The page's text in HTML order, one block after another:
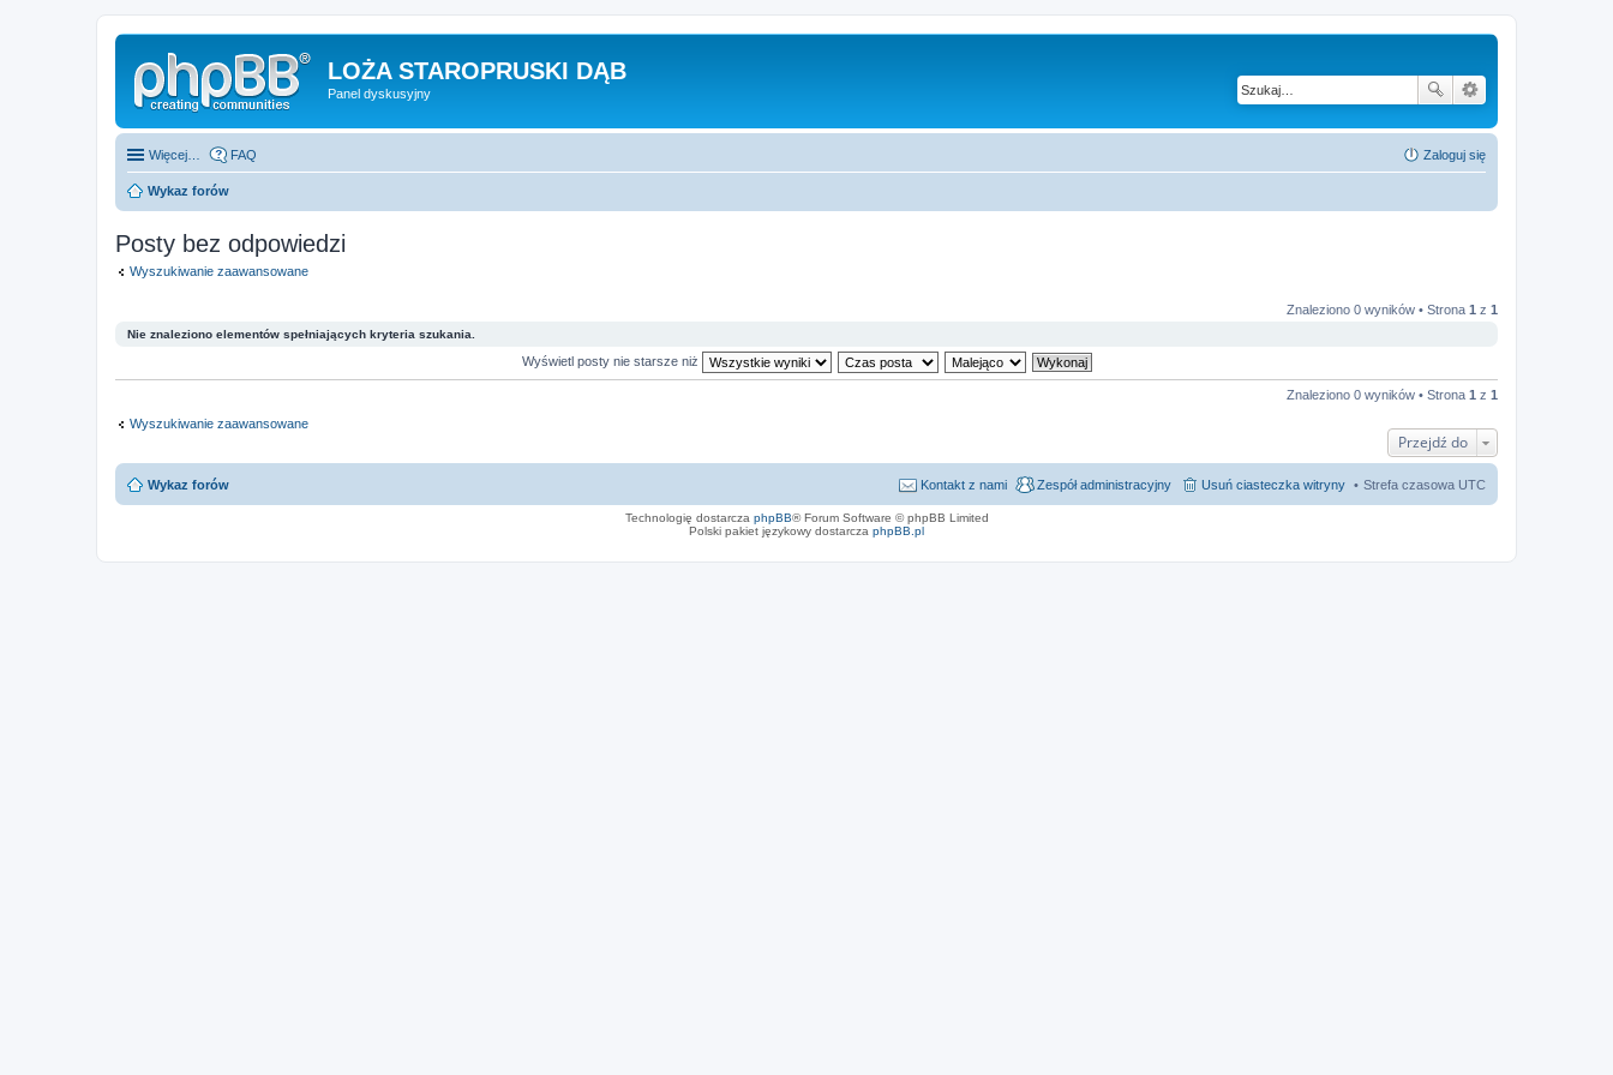
LOŻA STAROPRUSKI DĄB
Panel dyskusyjny
Więcej… FAQ Zaloguj się
Wykaz forów
Posty bez odpowiedzi
Wyszukiwanie zaawansowane
Znaleziono 0 wyników • Strona 1 z 1
Nie znaleziono elementów spełniających kryteria szukania.
Wyświetl posty nie starsze niż
Znaleziono 0 wyników • Strona 1 z 1
Wyszukiwanie zaawansowane
Przejdź do
Wykaz forów Strefa czasowa UTC
Usuń ciasteczka witryny
Zespół administracyjny
Kontakt z nami
Technologię dostarcza phpBB® Forum Software © phpBB Limited
Polski pakiet językowy dostarcza phpBB.pl